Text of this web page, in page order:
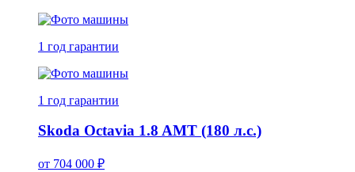
1 год гарантии
1 год гарантии
Skoda Octavia 1.8 AMT (180 л.с.)
от 704 000 ₽